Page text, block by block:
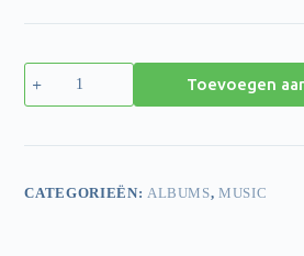
Toevoegen
CATEGORIEËN: ALBUMS,MUSIC